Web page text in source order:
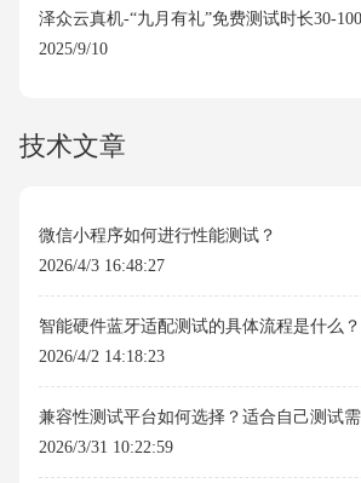
泽众云真机-“九月有礼”免费测试时长30-
2025/9/10
技术文章
微信小程序如何进行性能测试？
2026/4/3 16:48:27
智能硬件蓝牙适配测试的具体流程是什么？
2026/4/2 14:18:23
兼容性测试平台如何选择？适合自己测试需
2026/3/31 10:22:59